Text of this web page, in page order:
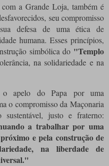
a Grande Loja, também é
seu compromisso
defesa de uma ética de
humana. Esses princípios,
simbólica do "Templo
na solidariedade e na
o apelo do Papa por uma
o compromisso da Maçonaria
justo e fraterno:
a trabalhar por uma
e pela construção de
na liberdade de